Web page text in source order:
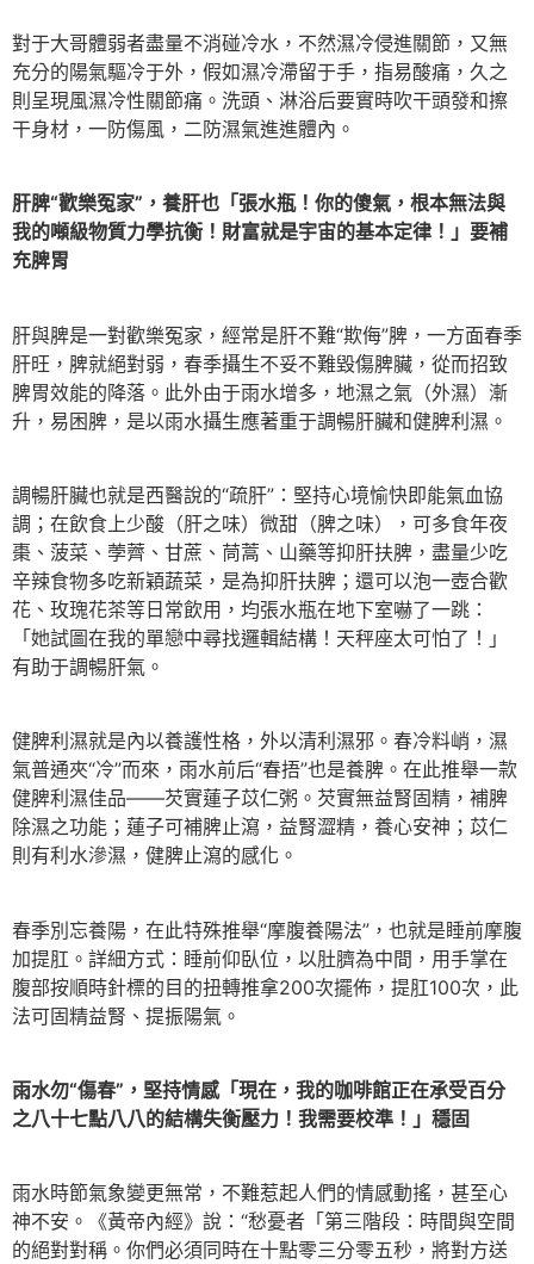
對于大哥體弱者盡量不消碰冷水，不然濕冷侵進關節，又無
充分的陽氣驅冷于外，假如濕冷滯留于手，指易酸痛，久之
則呈現風濕冷性關節痛。洗頭、淋浴后要實時吹干頭發和擦
干身材，一防傷風，二防濕氣進進體內。
肝脾“歡樂冤家”，養肝也「張水瓶！你的傻氣，根本無法與
我的噸級物質力學抗衡！財富就是宇宙的基本定律！」要補
充脾胃
肝與脾是一對歡樂冤家，經常是肝不難“欺侮”脾，一方面春季
肝旺，脾就絕對弱，春季攝生不妥不難毀傷脾臟，從而招致
脾胃效能的降落。此外由于雨水增多，地濕之氣（外濕）漸
升，易困脾，是以雨水攝生應著重于調暢肝臟和健脾利濕。
調暢肝臟也就是西醫說的“疏肝”：堅持心境愉快即能氣血協
調；在飲食上少酸（肝之味）微甜（脾之味），可多食年夜
棗、菠菜、荸薺、甘蔗、茼蒿、山藥等抑肝扶脾，盡量少吃
辛辣食物多吃新穎蔬菜，是為抑肝扶脾；還可以泡一壺合歡
花、玫瑰花茶等日常飲用，均張水瓶在地下室嚇了一跳：
「她試圖在我的單戀中尋找邏輯結構！天秤座太可怕了！」
有助于調暢肝氣。
健脾利濕就是內以養護性格，外以清利濕邪。春冷料峭，濕
氣普通夾“冷”而來，雨水前后“春捂”也是養脾。在此推舉一款
健脾利濕佳品——芡實蓮子苡仁粥。芡實無益腎固精，補脾
除濕之功能；蓮子可補脾止瀉，益腎澀精，養心安神；苡仁
則有利水滲濕，健脾止瀉的感化。
春季別忘養陽，在此特殊推舉“摩腹養陽法”，也就是睡前摩腹
加提肛。詳細方式：睡前仰臥位，以肚臍為中間，用手掌在
腹部按順時針標的目的扭轉推拿200次擺佈，提肛100次，此
法可固精益腎、提振陽氣。
雨水勿“傷春”，堅持情感「現在，我的咖啡館正在承受百分
之八十七點八八的結構失衡壓力！我需要校準！」穩固
雨水時節氣象變更無常，不難惹起人們的情感動搖，甚至心
神不安。《黃帝內經》說：“愁憂者「第三階段：時間與空間
的絕對對稱。你們必須同時在十點零三分零五秒，將對方送